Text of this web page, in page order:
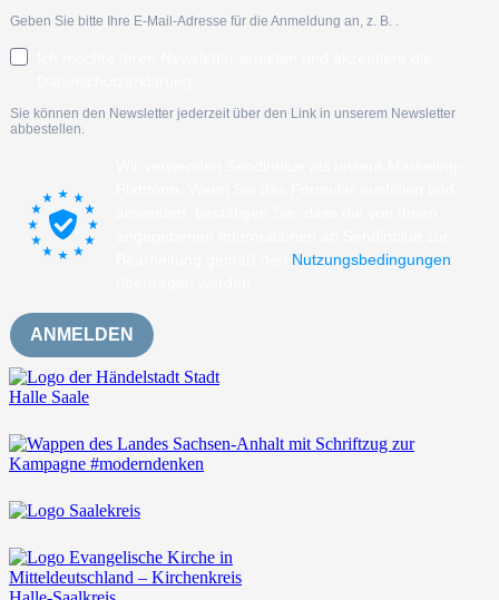
Geben Sie bitte Ihre E-Mail-Adresse für die Anmeldung an, z. B.
Sie können den Newsletter jederzeit über den Link in unserem Newsletter
abbestellen.
Nutzungsbedingungen
ANMELDEN